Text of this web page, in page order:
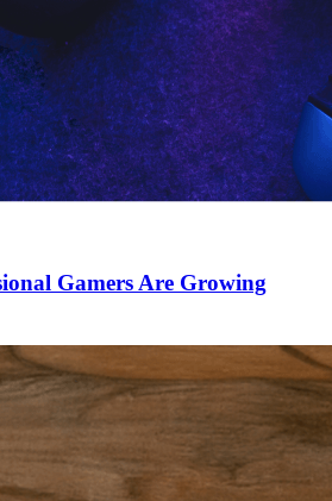
Gamers Are Growing